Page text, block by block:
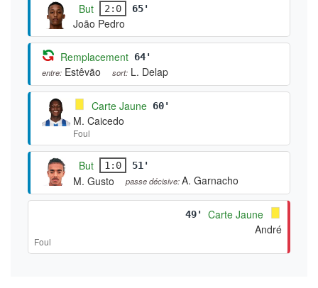
But 2:0 65'
João Pedro
Remplacement 64'
entre: Estêvão sort: L. Delap
Carte Jaune 60'
M. Caicedo
Foul
But 1:0 51'
M. Gusto passe décisive:A. Garnacho
49'
Carte Jaune
André
Foul